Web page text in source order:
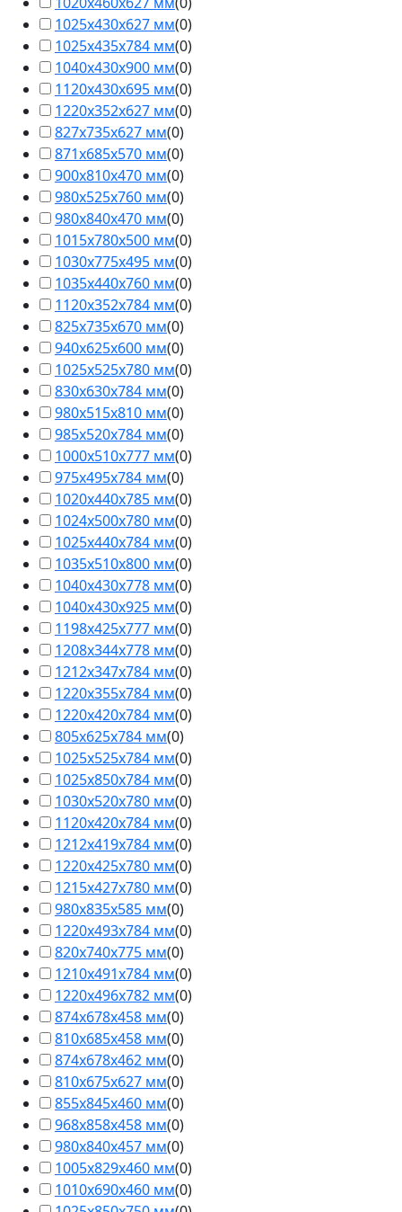
1025х430х627 мм(0)
1025х435х784 мм(0)
1040х430х900 мм(0)
1120х430х695 мм(0)
1220х352х627 мм(0)
827х735х627 мм(0)
871х685х570 мм(0)
900х810х470 мм(0)
980х525х760 мм(0)
980х840х470 мм(0)
1015х780х500 мм(0)
1030х775х495 мм(0)
1035х440х760 мм(0)
1120х352х784 мм(0)
825х735х670 мм(0)
940х625х600 мм(0)
1025х525х780 мм(0)
830х630х784 мм(0)
980х515х810 мм(0)
985х520х784 мм(0)
1000х510х777 мм(0)
975х495х784 мм(0)
1020х440х785 мм(0)
1024х500х780 мм(0)
1025х440х784 мм(0)
1035х510х800 мм(0)
1040х430х778 мм(0)
1040х430х925 мм(0)
1198х425х777 мм(0)
1208х344х778 мм(0)
1212х347х784 мм(0)
1220х355х784 мм(0)
1220х420х784 мм(0)
805х625х784 мм(0)
1025х525х784 мм(0)
1025х850х784 мм(0)
1030х520х780 мм(0)
1120х420х784 мм(0)
1212х419х784 мм(0)
1220х425х780 мм(0)
1215х427х780 мм(0)
980х835х585 мм(0)
1220х493х784 мм(0)
820х740х775 мм(0)
1210х491х784 мм(0)
1220х496х782 мм(0)
874х678х458 мм(0)
810х685х458 мм(0)
874х678х462 мм(0)
810х675х627 мм(0)
855х845х460 мм(0)
968х858х458 мм(0)
980х840х457 мм(0)
1005х829х460 мм(0)
1010х690х460 мм(0)